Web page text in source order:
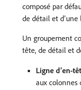
composé par
de détail et d’une
Un groupement
tête, de détail et
Ligne d’en-
aux colonnes